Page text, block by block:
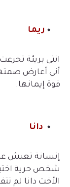
ريما
انثى بريئة
أني أعارض
قوة إيمانها.
دانا
إنسانة تعيش
شخص حرية
الأخت دانا لم